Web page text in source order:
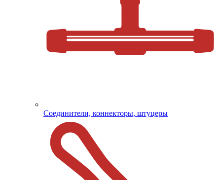
Соединители, коннекторы, штуцеры